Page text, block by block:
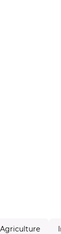
Agriculture